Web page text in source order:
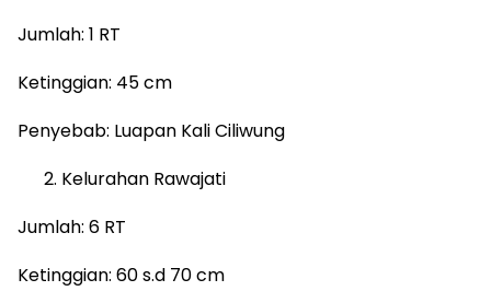
Jumlah: 1 RT
Ketinggian: 45 cm
Penyebab: Luapan Kali Ciliwung
Kelurahan Rawajati
Jumlah: 6 RT
Ketinggian: 60 s.d 70 cm